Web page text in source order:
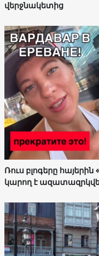
վերջնակետից
Ռուս բլոգերը
կարող է